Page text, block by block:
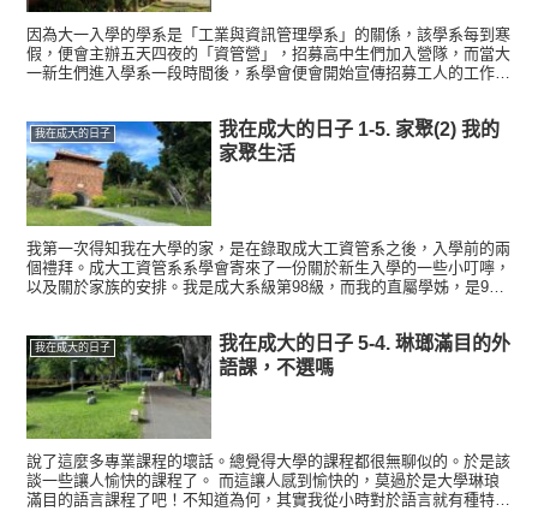
因為大一入學的學系是「工業與資訊管理學系」的關係，該學系每到寒
假，便會主辦五天四夜的「資管營」，招募高中生們加入營隊，而當大
一新生們進入學系一段時間後，系學會便會開始宣傳招募工人的工作，
我在成大的日子
我在成大的日子 1-5. 家聚(2) 我的
家聚生活
我第一次得知我在大學的家，是在錄取成大工資管系之後，入學前的兩
個禮拜。成大工資管系系學會寄來了一份關於新生入學的一些小叮嚀，
以及關於家族的安排。我是成大系級第98級，而我的直屬學姊，是97
我在成大的日子
我在成大的日子 5-4. 琳瑯滿目的外
語課，不選嗎
說了這麼多專業課程的壞話。總覺得大學的課程都很無聊似的。於是該
談一些讓人愉快的課程了。 而這讓人感到愉快的，莫過於是大學琳琅
滿目的語言課程了吧！不知道為何，其實我從小時對於語言就有種特殊